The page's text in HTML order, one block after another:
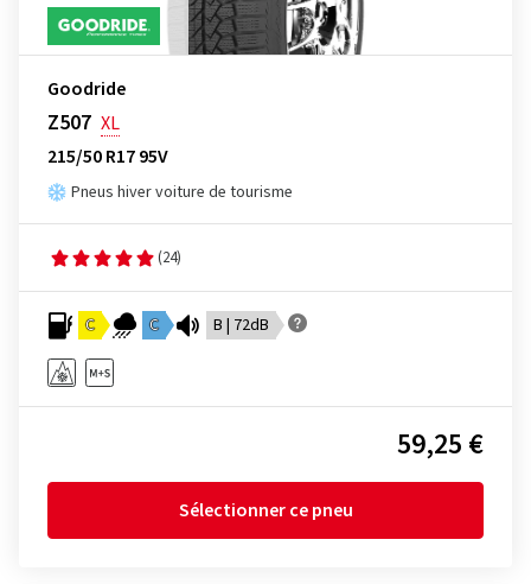
Goodride
Z507 XL
215/50 R17 95V
Pneus hiver voiture de tourisme
(24)
C C B | 72dB
59,25 €
Sélectionner ce pneu